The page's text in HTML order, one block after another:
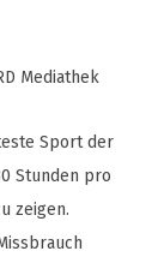
Mediathek
Sport der
Stunden pro
zeigen.